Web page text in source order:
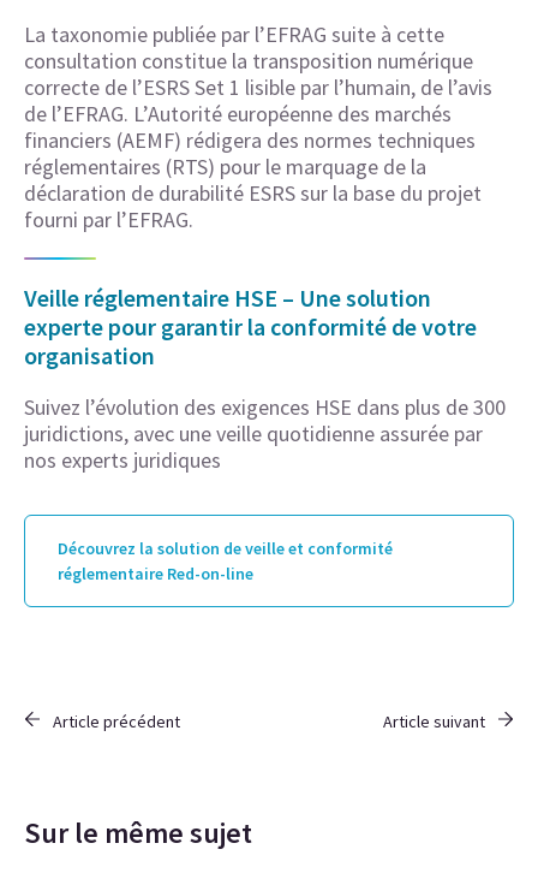
La taxonomie publiée par l’EFRAG suite à cette
consultation constitue la transposition numérique
correcte de l’ESRS Set 1 lisible par l’humain, de l’avis
de l’EFRAG. L’Autorité européenne des marchés
financiers (AEMF) rédigera des normes techniques
réglementaires (RTS) pour le marquage de la
déclaration de durabilité ESRS sur la base du projet
fourni par l’EFRAG.
Veille réglementaire HSE – Une solution
experte pour garantir la conformité de votre
organisation
Suivez l’évolution des exigences HSE dans plus de 300
juridictions, avec une veille quotidienne assurée par
nos experts juridiques
Découvrez la solution de veille et conformité
réglementaire Red-on-line
Article précédent Article suivant
Sur le même sujet